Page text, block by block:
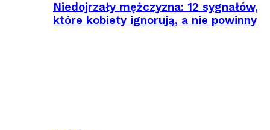
Niedojrzały mężczyzna: 12 sygnałów,
które kobiety ignorują, a nie powinny